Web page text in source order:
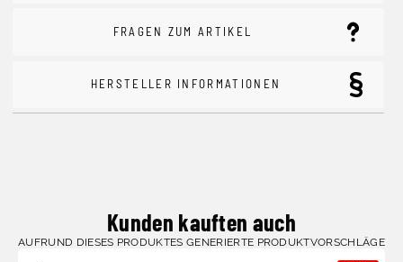
FRAGEN ZUM ARTIKEL
HERSTELLER INFORMATIONEN
Kunden kauften auch
AUFRUND DIESES PRODUKTES GENERIERTE PRODUKTVORSCHLÄGE